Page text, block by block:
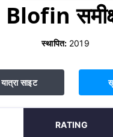
Blofin
स्थापित: 2019
यात्रा साइट
RATING